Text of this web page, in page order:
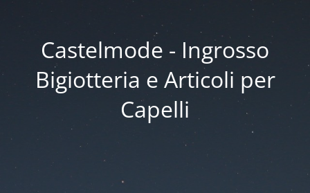
Castelmode - Ingrosso
Bigiotteria e Articoli per
Capelli